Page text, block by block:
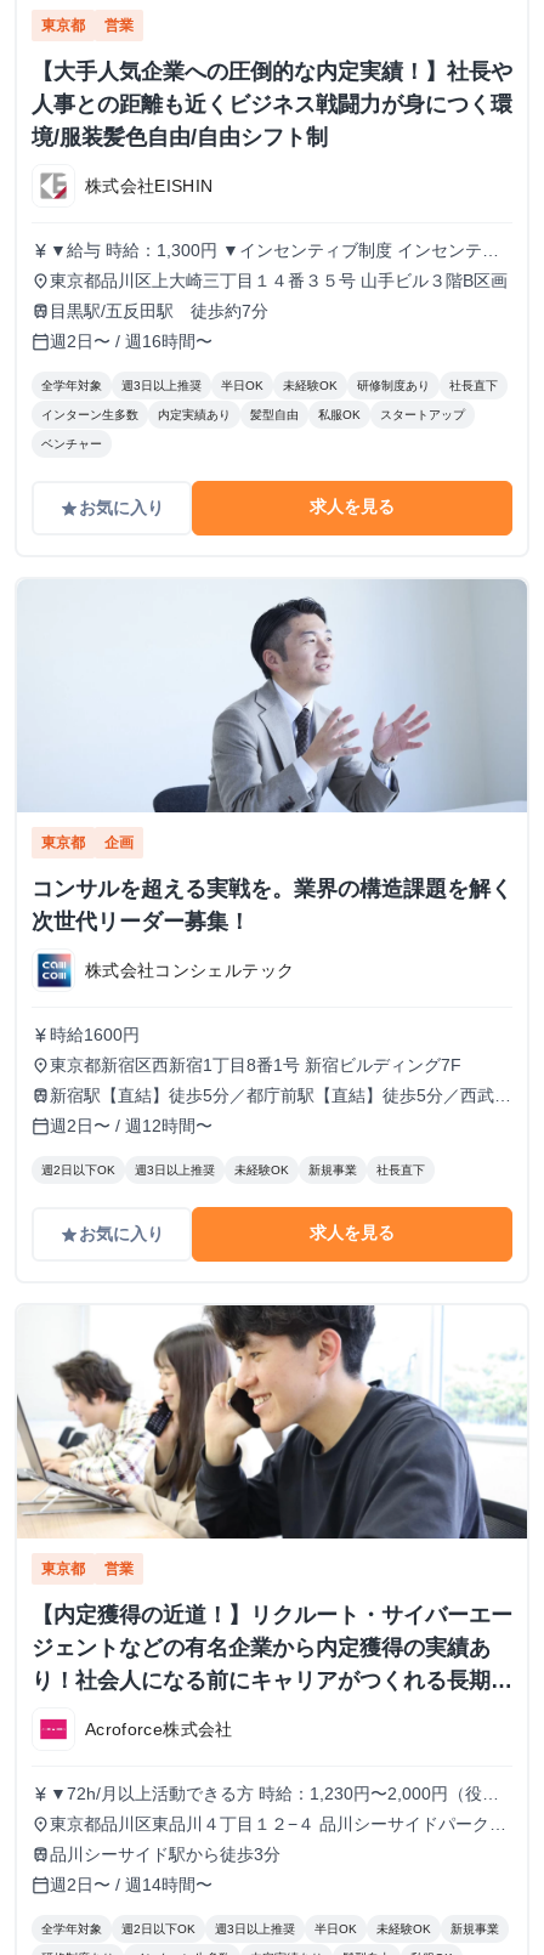
東京都 営業
【大手人気企業への圧倒的な内定実績！】社長や
人事との距離も近くビジネス戦闘力が身につく環
境/服装髪色自由/自由シフト制
株式会社EISHIN
currency_yen ▼給与 時給：1,300円 ▼インセンティブ制度 インセンティ
ブ制度あり。 1件の商談実施につき、500円のインセンティ
ブを支給します。 商談につながるアポイントを取得するこ
とで、インセンティブが発生する仕組みです。 ▼こんな方
にピッタリ！ ・学生のうちからガッツリ稼ぎたい！ ・成果
に見合った給料が欲しい！ ・成長意欲があり、挑戦する環
に挑戦しましょう！
place東京都品川区上大崎三丁目１４番３５号 山手ビル３階B区画
train 目黒駅/五反田駅 徒歩約7分
calendar_today週2日〜 / 週16時間〜
全学年対象 週3日以上推奨 半日OK 未経験OK 研修制度あり 社長直下
インターン生多数 内定実績あり 髪型自由 私服OK スタートアップ
ベンチャー
gradeお気に入り 求人を見る
東京都 企画
コンサルを超える実戦を。業界の構造課題を解く
次世代リーダー募集！
株式会社コンシェルテック
currency_yen 時給1600円
place東京都新宿区西新宿1丁目8番1号 新宿ビルディング7F
train 新宿駅【直結】徒歩5分／都庁前駅【直結】徒歩5分／西武新
宿駅徒歩10分／西新宿駅徒歩10分
calendar_today週2日〜 / 週12時間〜
週2日以下OK 週3日以上推奨 未経験OK 新規事業 社長直下
gradeお気に入り 求人を見る
東京都 営業
【内定獲得の近道！】リクルート・サイバーエー
ジェントなどの有名企業から内定獲得の実績あ
り！社会人になる前にキャリアがつくれる長期イ
ンターンシップ！
Acroforce株式会社
currency_yen ▼72h/月以上活動できる方 時給：1,230円〜2,000円（役職
により変動） ▼56h/月以上72h/月未満活動できる方 時給：
1,230円〜1,780円（役職により変動） ▼56h/月未満活動で
ンティブの支給があります。
place東京都品川区東品川４丁目１２−４ 品川シーサイドパークタ
ワー 11F
train品川シーサイド駅から徒歩3分
calendar_today週2日〜 / 週14時間〜
全学年対象 週2日以下OK 週3日以上推奨 半日OK 未経験OK 新規事業